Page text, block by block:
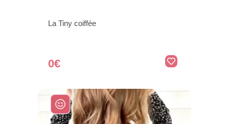
La Tiny coiffée
0€